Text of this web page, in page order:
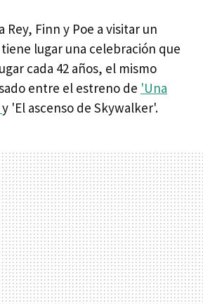
Rey, Finn y Poe a visitar un
lugar una celebración que
cada 42 años, el mismo
entre el estreno de 'Una
y 'El ascenso de Skywalker'.